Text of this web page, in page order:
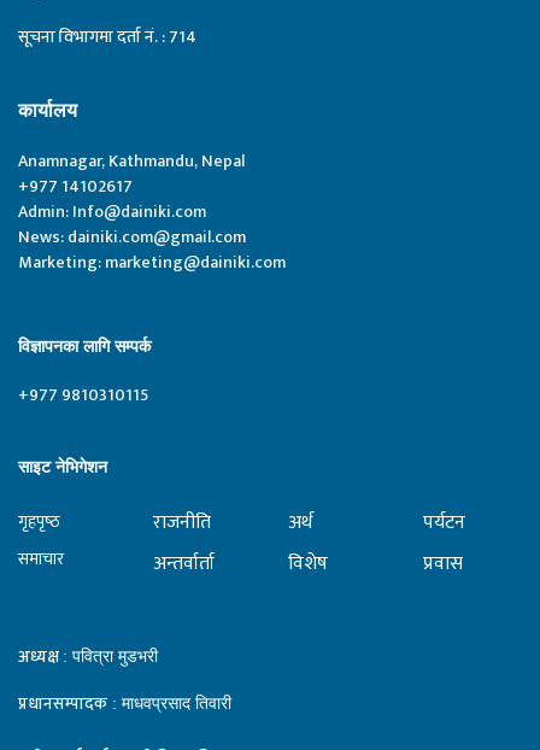
सूचना विभागमा दर्ता नं. : 714
कार्यालय
Anamnagar, Kathmandu, Nepal
+977 14102617
Admin:Info@dainiki.com
News:dainiki.com@gmail.com
Marketing:marketing@dainiki.com
विज्ञापनका लागि सम्पर्क
+977 9810310115
साइट नेभिगेशन
गृहपृष्‍ठ
समाचार
राजनीति
अन्तर्वार्ता
अर्थ
विशेष
पर्यटन
प्रवास
अध्यक्ष : पवित्रा मुडभरी
प्रधानसम्पादक : माधवप्रसाद तिवारी